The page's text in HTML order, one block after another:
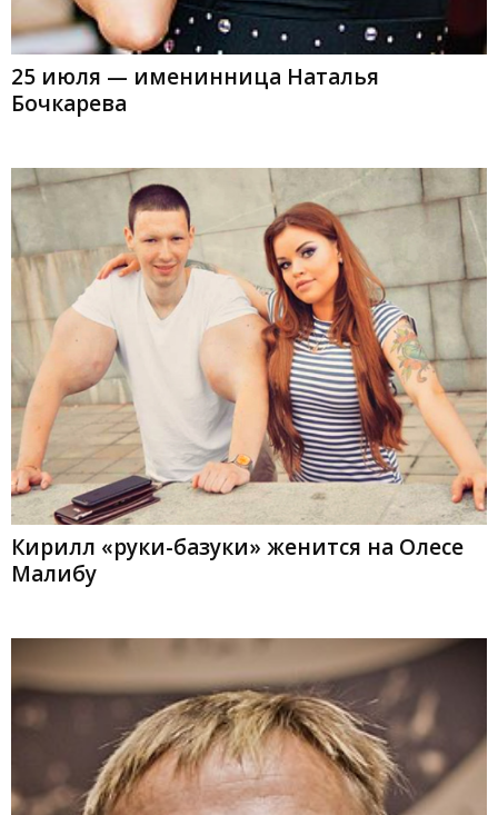
25 июля — именинница Наталья
Бочкарева
Кирилл «руки-базуки» женится на Олесе
Малибу